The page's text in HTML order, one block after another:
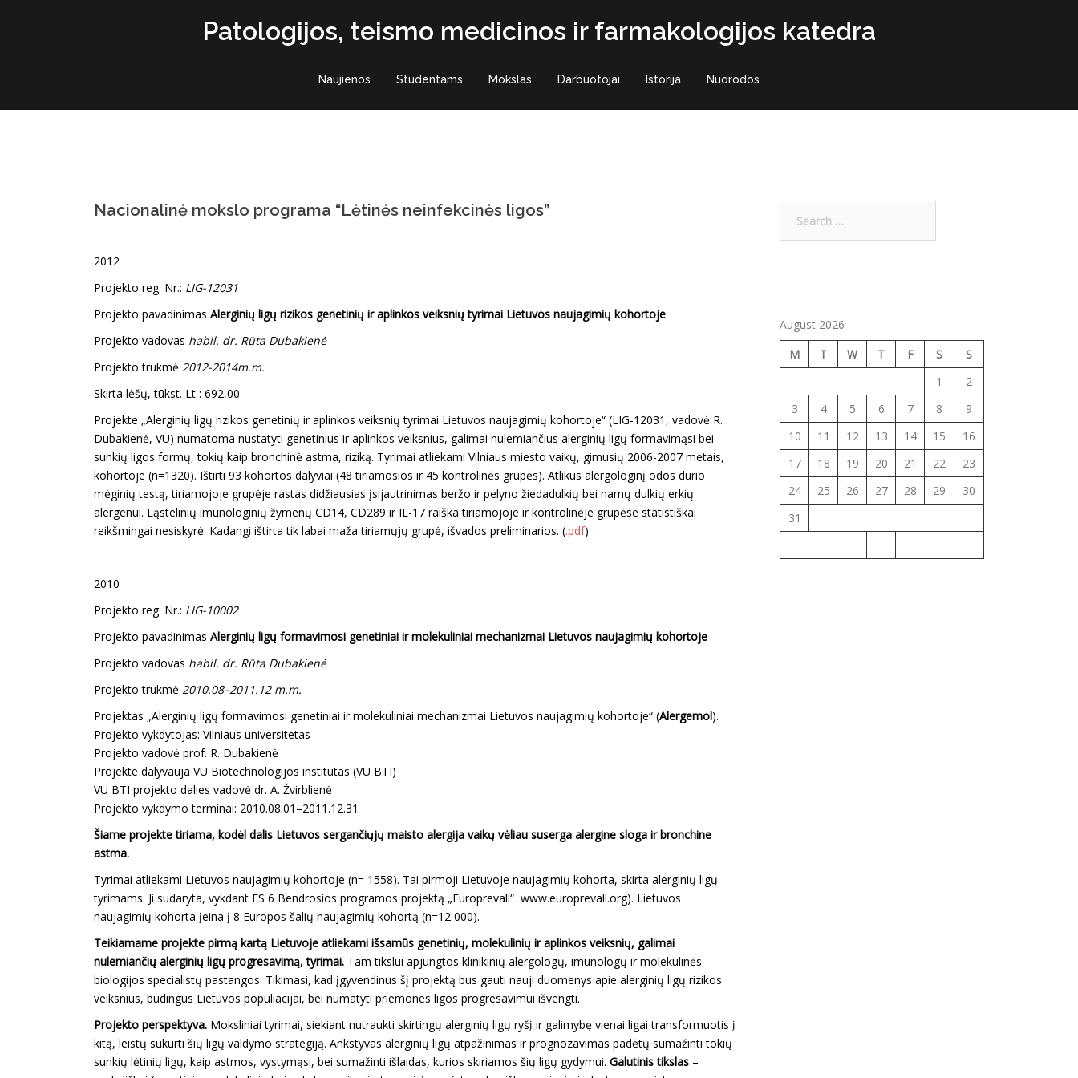
Patologijos, teismo medicinos ir farmakologijos katedra
Naujienos Studentams Mokslas Darbuotojai Istorija Nuorodos
Nacionalinė mokslo programa “Lėtinės neinfekcinės ligos”
2012
Projekto reg. Nr.: LIG-12031
Projekto pavadinimas Alerginių ligų rizikos genetinių ir aplinkos veiksnių tyrimai Lietuvos naujagimių kohortoje
Projekto vadovas habil. dr. Rūta Dubakienė
Projekto trukmė 2012-2014m.m.
Skirta lėšų, tūkst. Lt : 692,00
Projekte „Alerginių ligų rizikos genetinių ir aplinkos veiksnių tyrimai Lietuvos naujagimių kohortoje“ (LIG-12031, vadovė R.
Dubakienė, VU) numatoma nustatyti genetinius ir aplinkos veiksnius, galimai nulemiančius alerginių ligų formavimąsi bei
sunkių ligos formų, tokių kaip bronchinė astma, riziką. Tyrimai atliekami Vilniaus miesto vaikų, gimusių 2006-2007 metais,
kohortoje (n=1320). Ištirti 93 kohortos dalyviai (48 tiriamosios ir 45 kontrolinės grupės). Atlikus alergologinį odos dūrio
mėginių testą, tiriamojoje grupėje rastas didžiausias įsijautrinimas beržo ir pelyno žiedadulkių bei namų dulkių erkių
alergenui. Ląstelinių imunologinių žymenų CD14, CD289 ir IL-17 raiška tiriamojoje ir kontrolinėje grupėse statistiškai
reikšmingai nesiskyrė. Kadangi ištirta tik labai maža tiriamųjų grupė, išvados preliminarios. (.pdf)
2010
Projekto reg. Nr.: LIG-10002
Projekto pavadinimas Alerginių ligų formavimosi genetiniai ir molekuliniai mechanizmai Lietuvos naujagimių kohortoje
Projekto vadovas habil. dr. Rūta Dubakienė
Projekto trukmė 2010.08–2011.12 m.m.
Projektas „Alerginių ligų formavimosi genetiniai ir molekuliniai mechanizmai Lietuvos naujagimių kohortoje“ (Alergemol).
Projekto vykdytojas: Vilniaus universitetas
Projekto vadovė prof. R. Dubakienė
Projekte dalyvauja VU Biotechnologijos institutas (VU BTI)
VU BTI projekto dalies vadovė dr. A. Žvirblienė
Projekto vykdymo terminai: 2010.08.01–2011.12.31
Šiame projekte tiriama, kodėl dalis Lietuvos sergančiųjų maisto alergija vaikų vėliau suserga alergine sloga ir bronchine
astma.
Tyrimai atliekami Lietuvos naujagimių kohortoje (n= 1558). Tai pirmoji Lietuvoje naujagimių kohorta, skirta alerginių ligų
tyrimams. Ji sudaryta, vykdant ES 6 Bendrosios programos projektą „Europrevall“ www.europrevall.org). Lietuvos
naujagimių kohorta įeina į 8 Europos šalių naujagimių kohortą (n=12 000).
Teikiamame projekte pirmą kartą Lietuvoje atliekami išsamūs genetinių, molekulinių ir aplinkos veiksnių, galimai
nulemiančių alerginių ligų progresavimą, tyrimai. Tam tikslui apjungtos klinikinių alergologų, imunologų ir molekulinės
biologijos specialistų pastangos. Tikimasi, kad įgyvendinus šį projektą bus gauti nauji duomenys apie alerginių ligų rizikos
veiksnius, būdingus Lietuvos populiacijai, bei numatyti priemones ligos progresavimui išvengti.
Projekto perspektyva. Moksliniai tyrimai, siekiant nutraukti skirtingų alerginių ligų ryšį ir galimybę vienai ligai transformuotis į
kitą, leistų sukurti šių ligų valdymo strategiją. Ankstyvas alerginių ligų atpažinimas ir prognozavimas padėtų sumažinti tokių
sunkių lėtinių ligų, kaip astmos, vystymąsi, bei sumažinti išlaidas, kurios skiriamos šių ligų gydymui. Galutinis tikslas –
August 2026
M
T W T F S
S
1
2
3
4 5 6 7 8
9
10
11 12 13 14 15
16
17
18 19 20 21 22
23
24
25 26 27 28 29
30
31